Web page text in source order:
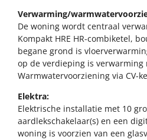
Verwarming/
De woning wordt centraal
Kompakt HRE HR-combiketel,
begane grond is
op de verdieping is
Warmwatervoorziening via CV-
Elektra:
Elektrische installatie met 10
aardlekschakelaar(s) en een
woning is voorzien van een